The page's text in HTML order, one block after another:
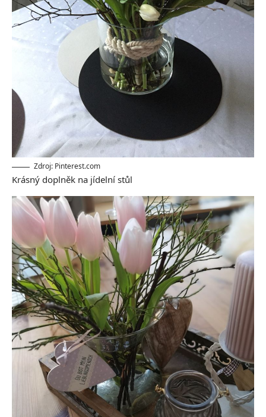
Zdroj: Pinterest.com
Krásný doplněk na jídelní stůl